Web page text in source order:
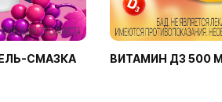
СМАЗКА
ВИТАМИН Д3 500